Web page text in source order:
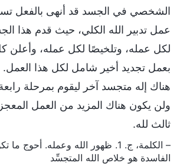
الشخصي في الجسد قد أنهى بالفعل
عمل تدبير الله الكلي، حيث قدم هذا
لكل عمله، وتلخيصًا لكل عمله، وأعلن
بعمل تجديد أخير شامل لكل هذا العمل.
هناك إله متجسد آخر ليقوم بمرحلة
ولن يكون هناك المزيد من العمل
ثالث لله.
– الكلمة، ج. 1. ظهور الله وعمله. أحوج
الفاسدة هو خلاص الله المتجسِّد